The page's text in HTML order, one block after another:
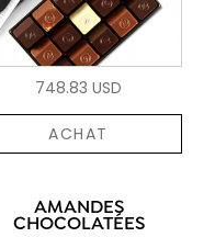
748.83 USD
ACHAT
AMANDES
CHOCOLATÉES